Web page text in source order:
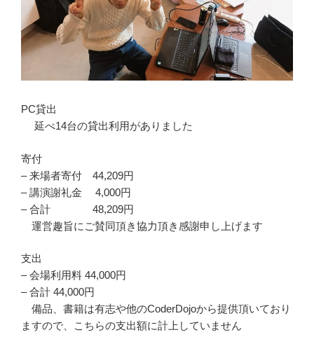
PC貸出
延べ14台の貸出利用がありました
寄付
– 来場者寄付 44,209円
– 講演謝礼金 4,000円
– 合計 48,209円
運営趣旨にご賛同頂き協力頂き感謝申し上げます
支出
– 会場利用料 44,000円
– 合計 44,000円
備品、書籍は有志や他のCoderDojoから提供頂いており
ますので、こちらの支出額に計上していません